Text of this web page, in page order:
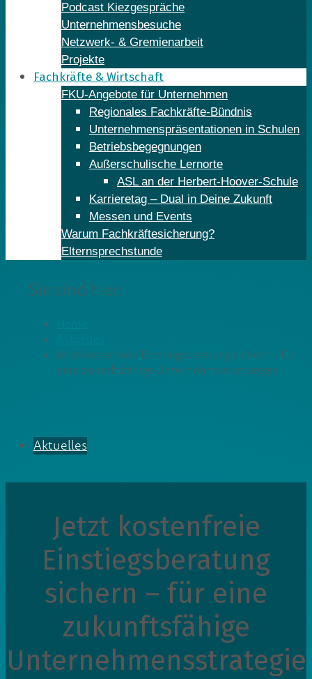
Podcast Kiezgespräche
Unternehmensbesuche
Netzwerk- & Gremienarbeit
Projekte
Fachkräfte & Wirtschaft
FKU-Angebote für Unternehmen
Regionales Fachkräfte-Bündnis
Unternehmenspräsentationen in Schulen
Betriebsbegegnungen
Außerschulische Lernorte
ASL an der Herbert-Hoover-Schule
Karrieretag – Dual in Deine Zukunft
Messen und Events
Warum Fachkräftesicherung?
Elternsprechstunde
Sie sind hier:
Jetzt kostenfreie Einstiegsberatung sichern – für
eine zukunftsfähige Unternehmensstrategie
Aktuelles
Jetzt kostenfreie
Einstiegsberatung
sichern – für eine
zukunftsfähige
Unternehmensstrategie